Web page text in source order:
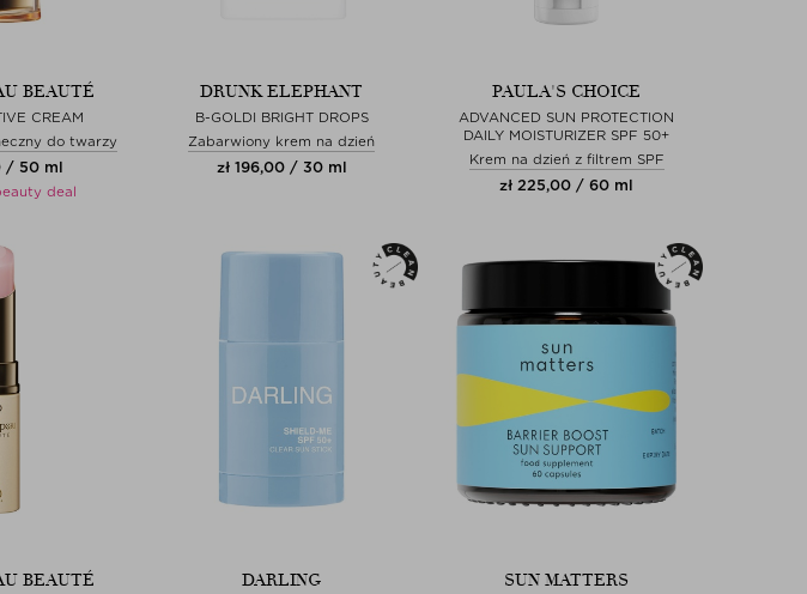
BEAUTÉ
CREAM
do twarzy
/ 50 ml
deal
DRUNK ELEPHANT
B-GOLDI BRIGHT DROPS
Zabarwiony krem na dzień
zł 196,00 / 30 ml
PAULA'S CHOICE
ADVANCED SUN PROTECTION
DAILY MOISTURIZER SPF 50+
Krem na dzień z filtrem SPF
zł 225,00 / 60 ml
BEAUTÉ DARLING SUN MATTERS